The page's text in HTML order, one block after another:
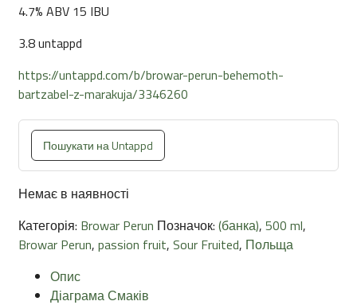
4.7% ABV 15 IBU
3.8 untappd
https://untappd.com/b/browar-perun-behemoth-
bartzabel-z-marakuja/3346260
Пошукати на Untappd
Немає в наявності
Категорія: Browar Perun Позначок: (банка), 500 ml,
Browar Perun, passion fruit, Sour Fruited, Польща
Опис
Діаграма Смаків